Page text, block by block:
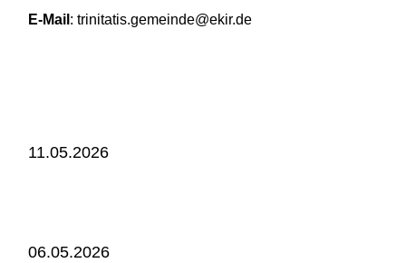
E-Mail : trinitatis.gemeinde@ekir.de
11.05.2026
06.05.2026